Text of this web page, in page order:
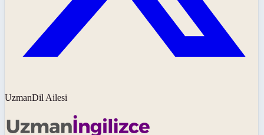
UzmanDil Ailesi